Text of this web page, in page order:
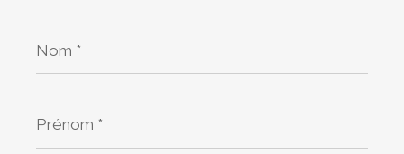
*
*